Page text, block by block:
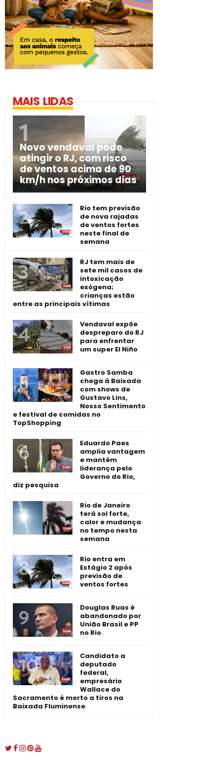
MAIS LIDAS
Novo vendaval pode
atingir o RJ, com risco
de ventos acima de 90
km/h nos próximos dias
Rio tem previsão
de nova rajadas
de ventos fortes
neste final de
semana
RJ tem mais de
sete mil casos de
intoxicação
exógena;
crianças estão
entre as principais vítimas
Vendaval expõe
despreparo do RJ
para enfrentar
um super El Niño
Gastro Samba
chega à Baixada
com shows de
Gustavo Lins,
Nosso Sentimento
e festival de comidas no
TopShopping
Eduardo Paes
amplia vantagem
e mantém
liderança pelo
Governo do Rio,
diz pesquisa
Rio de Janeiro
terá sol forte,
calor e mudança
no tempo nesta
semana
Rio entra em
Estágio 2 após
previsão de
ventos fortes
Douglas Ruas é
abandonado por
União Brasil e PP
no Rio
Candidato a
deputado
federal,
empresário
Wallace do
Sacramento é morto a tiros na
Baixada Fluminense